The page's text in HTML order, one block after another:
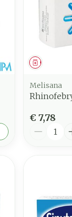
Melisana
€ 7,78
Aantal